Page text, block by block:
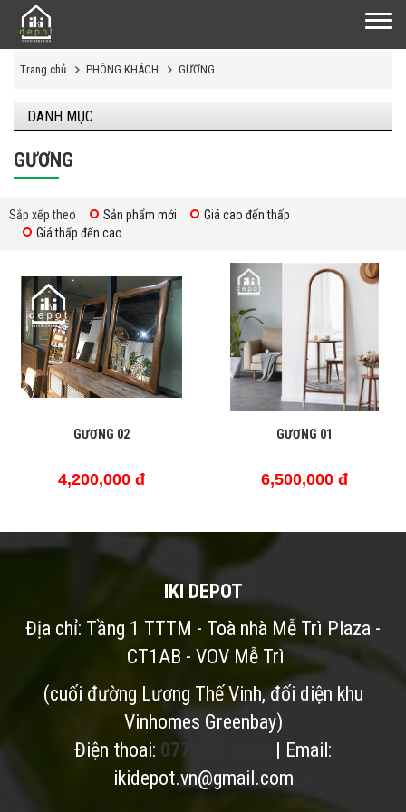
Trang chủ PHÒNG KHÁCH GƯƠNG
DANH MỤC
GƯƠNG
Sắp xếp theo Sản phẩm mới
Giá cao đến thấp
Giá thấp đến cao
GƯƠNG 02
4,200,000 đ
GƯƠNG 01
6,500,000 đ
IKI DEPOT
Địa chỉ: Tầng 1 TTTM - Toà nhà Mễ Trì Plaza -
CT1AB - VOV Mễ Trì
(cuối đường Lương Thế Vinh, đối diện khu
Vinhomes Greenbay)
Điện thoai: 077.500.6686
| Email:
ikidepot.vn@gmail.com